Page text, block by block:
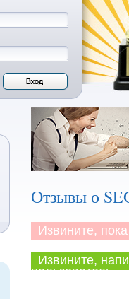
Отзывы о
Извините,
Извините,
пользователь.